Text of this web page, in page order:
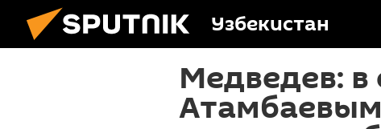
Узбекистан
Медведев: в